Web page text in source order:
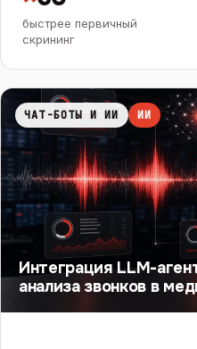
быстрее первичный
скрининг
ЧАТ-БОТЫ И ИИ ИИ
Интеграция LLM-
анализа звонков в